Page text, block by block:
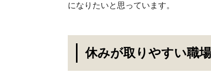
になりたいと思っています。
休みが取りやすい職